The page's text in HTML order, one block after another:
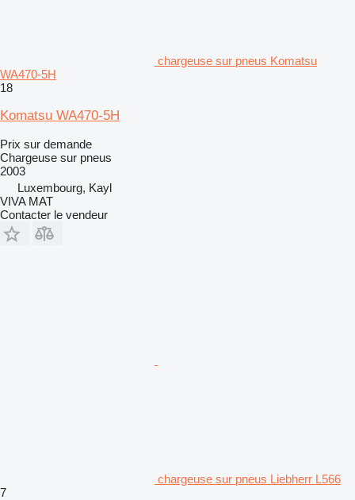
chargeuse sur pneus Komatsu
WA470-5H
18
Komatsu WA470-5H
Prix sur demande
Chargeuse sur pneus
2003
Luxembourg, Kayl
VIVA MAT
Contacter le vendeur
chargeuse sur pneus Liebherr L566
7